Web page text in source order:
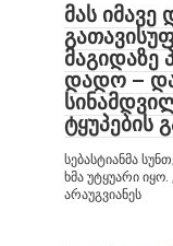
მას იმავე
მაგიდაზე
დადო – და
ტყუპების
სებასტიანმა
ხმა უტყუარი
არაუგვიანეს